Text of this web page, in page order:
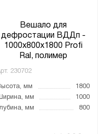
Вешало для
дефростации ВДДп -
1000x800x1800 Profi
Ral, полимер
230702
мм
1800
мм
1000
мм
800